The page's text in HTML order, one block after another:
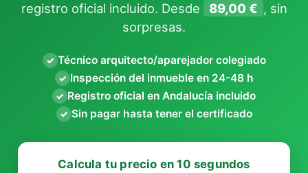
registro oficial incluido. Desde
89,00 € , sin
sorpresas.
✓ Técnico arquitecto/aparejador colegiado
✓ Inspección del inmueble en 24-48 h
✓ Registro oficial en Andalucía incluido
✓ Sin pagar hasta tener el certificado
Calcula tu precio en 10 segundos